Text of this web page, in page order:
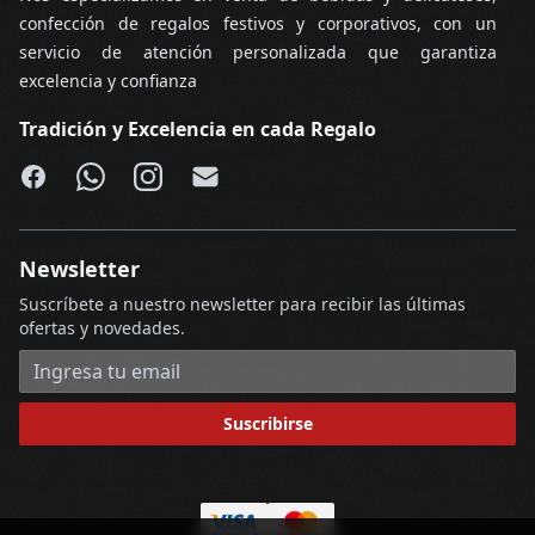
confección de regalos festivos y corporativos, con un
servicio de atención personalizada que garantiza
excelencia y confianza
Tradición y Excelencia en cada Regalo
Facebook
WhatsApp
Instagram
Email
Newsletter
Suscríbete a nuestro newsletter para recibir las últimas
ofertas y novedades.
Dirección de correo electrónico
Suscribirse